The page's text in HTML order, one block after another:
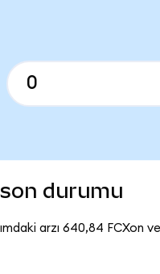
durumu
arzı 640,84 FCXon